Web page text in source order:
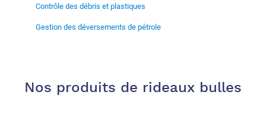
Contrôle des débris et plastiques
Gestion des déversements de pétrole
Nos produits de rideaux bulles